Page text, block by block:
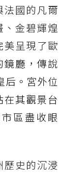
法國的凡爾
、金碧輝煌
美呈現了歐
鏡廳，傳說
后。宮外位
其觀景台
區盡收眼
歷史的沉浸